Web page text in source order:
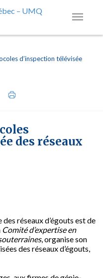
d’inspection télévisée
des réseaux
réseaux d’égouts est de
Comité d’expertise en
, organise son
des réseaux d’égouts,